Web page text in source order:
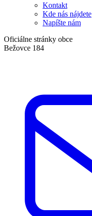
Kontakt
Kde nás nájdete
Napíšte nám
Oficiálne stránky obce
Bežovce 184